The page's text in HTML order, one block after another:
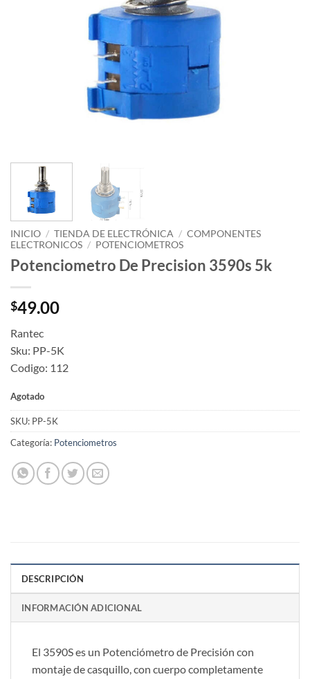
INICIO / TIENDA DE ELECTRÓNICA / COMPONENTES
ELECTRONICOS / POTENCIOMETROS
Potenciometro De Precision 3590s 5k
$49.00
Rantec
Sku: PP-5K
Codigo: 112
Agotado
SKU: PP-5K
Categoría: Potenciometros
DESCRIPCIÓN
INFORMACIÓN ADICIONAL
El 3590S es un Potenciómetro de Precisión con
montaje de casquillo, con cuerpo completamente